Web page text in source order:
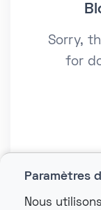
Paramètres
Nous
Sorry,
for